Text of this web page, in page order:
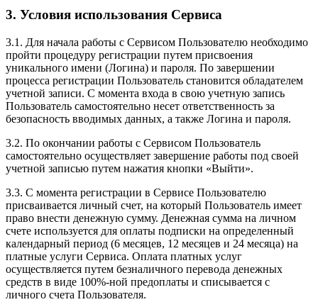
3. Условия использования Сервиса
3.1. Для начала работы с Сервисом Пользователю необходимо
пройти процедуру регистрации путем присвоения
уникального имени (Логина) и пароля. По завершении
процесса регистрации Пользователь становится обладателем
учетной записи. С момента входа в свою учетную запись
Пользователь самостоятельно несет ответственность за
безопасность вводимых данных, а также Логина и пароля.
3.2. По окончании работы с Сервисом Пользователь
самостоятельно осуществляет завершение работы под своей
учетной записью путем нажатия кнопки «Выйти».
3.3. С момента регистрации в Сервисе Пользователю
присваивается личный счет, на который Пользователь имеет
право внести денежную сумму. Денежная сумма на личном
счете используется для оплаты подписки на определенный
календарный период (6 месяцев, 12 месяцев и 24 месяца) на
платные услуги Сервиса. Оплата платных услуг
осуществляется путем безналичного перевода денежных
средств в виде 100%-ной предоплаты и списывается с
личного счета Пользователя.